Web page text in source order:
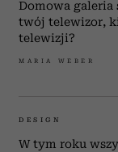
Domowa galeria
twój telewizor,
telewizji?
MARIA WEBER
DESIGN
W tym roku